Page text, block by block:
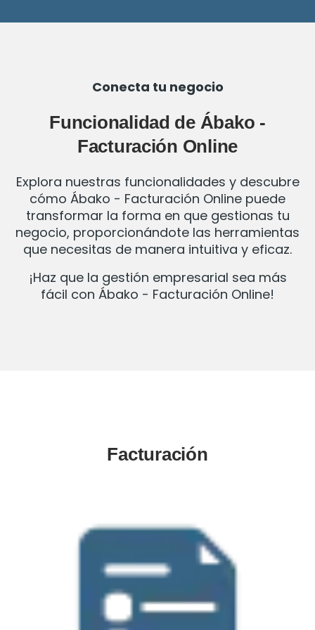
Conecta tu negocio
Funcionalidad de Ábako -
Facturación Online
Explora nuestras funcionalidades y descubre
cómo Ábako - Facturación Online puede
transformar la forma en que gestionas tu
negocio, proporcionándote las herramientas
que necesitas de manera intuitiva y eficaz.
¡Haz que la gestión empresarial sea más
fácil con Ábako - Facturación Online!
Facturación